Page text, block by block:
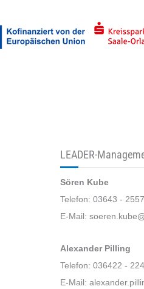
LEADER-
Sören Kube
Telefon: 03643 -
E-Mail:
Alexander Pilling
Telefon: 036422 -
E-Mail: